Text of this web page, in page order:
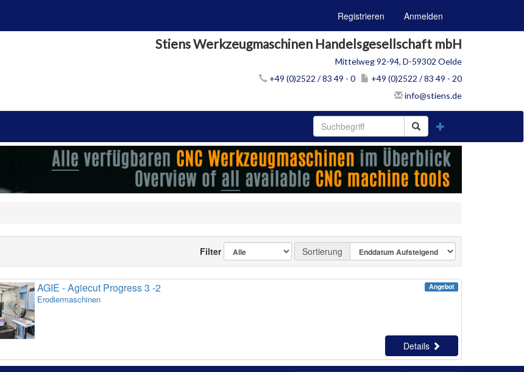
Registrieren Anmelden
Stiens Werkzeugmaschinen Handelsgesellschaft mbH
Mittelweg 92-94, D-59302 Oelde
+49 (0)2522 / 83 49 - 0
+49 (0)2522 / 83 49 - 20
info@stiens.de
Filter Sortierung
Angebot
AGIE - Agiecut Progress 3 -2
Erodiermaschinen
Details